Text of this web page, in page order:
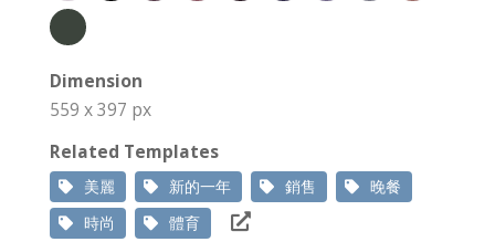
Dimension
559 x 397 px
Related Templates
美麗 新的一年 銷售
晚餐
時尚
體育